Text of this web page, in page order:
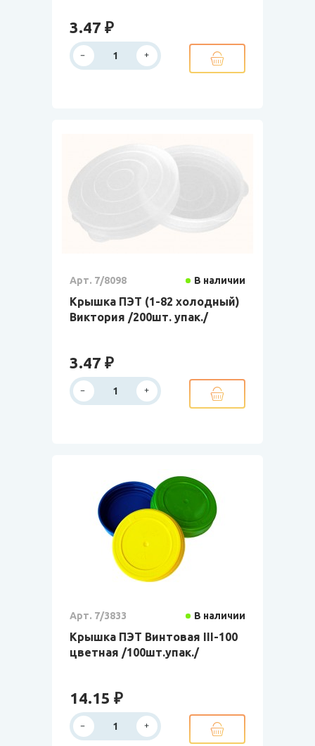
3.47 ₽
Арт. 7/8098 В наличии
Крышка ПЭТ (1-82 холодный)
Виктория /200шт. упак./
3.47 ₽
Арт. 7/3833 В наличии
Крышка ПЭТ Винтовая III-100
цветная /100шт.упак./
14.15 ₽